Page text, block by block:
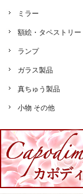
ミラー
額絵・タペストリー
ランプ
ガラス製品
真ちゅう製品
小物 その他